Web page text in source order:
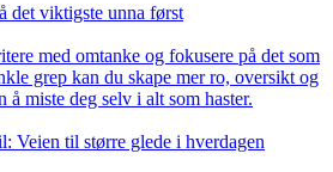
det viktigste unna først
med omtanke og fokusere på det som
grep kan du skape mer ro, oversikt og
å miste deg selv i alt som haster.
Veien til større glede i hverdagen